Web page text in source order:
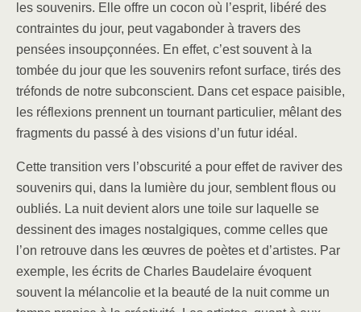
les souvenirs. Elle offre un cocon où l’esprit, libéré des
contraintes du jour, peut vagabonder à travers des
pensées insoupçonnées. En effet, c’est souvent à la
tombée du jour que les souvenirs refont surface, tirés des
tréfonds de notre subconscient. Dans cet espace paisible,
les réflexions prennent un tournant particulier, mêlant des
fragments du passé à des visions d’un futur idéal.
Cette transition vers l’obscurité a pour effet de raviver des
souvenirs qui, dans la lumière du jour, semblent flous ou
oubliés. La nuit devient alors une toile sur laquelle se
dessinent des images nostalgiques, comme celles que
l’on retrouve dans les œuvres de poètes et d’artistes. Par
exemple, les écrits de Charles Baudelaire évoquent
souvent la mélancolie et la beauté de la nuit comme un